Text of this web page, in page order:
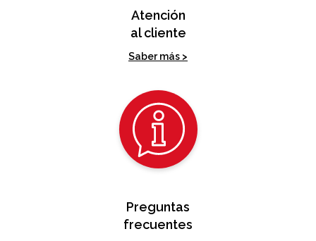
Atención
al cliente
Saber más >
Preguntas
frecuentes